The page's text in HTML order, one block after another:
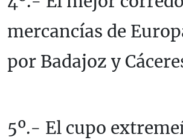
mercancías de
por Badajoz y
5º.- El cupo